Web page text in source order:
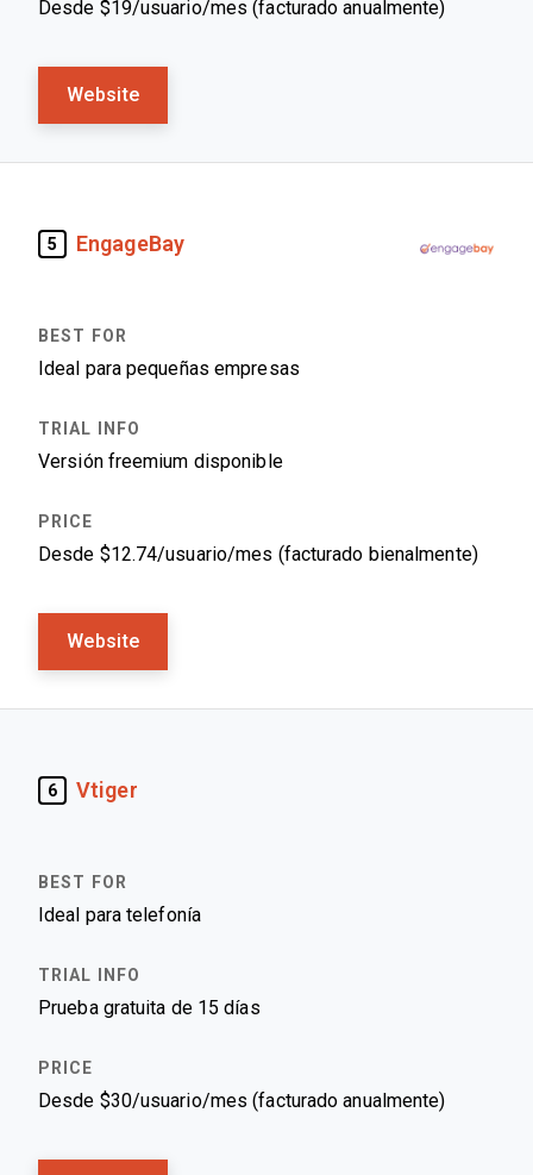
Desde $19/usuario/mes (facturado anualmente)
Website
5 EngageBay
Ideal para pequeñas empresas
Versión freemium disponible
Desde $12.74/usuario/mes (facturado bienalmente)
Website
6 Vtiger
Ideal para telefonía
Prueba gratuita de 15 días
Desde $30/usuario/mes (facturado anualmente)